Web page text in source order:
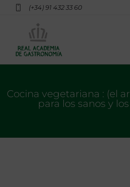
(+34) 91 432 33 60
Cocina vegetariana : (el
para los sanos y